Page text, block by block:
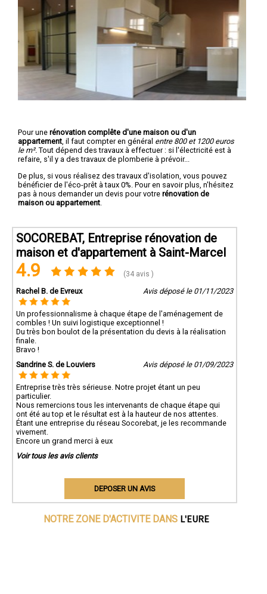
Pour une rénovation complête d'une maison ou d'un
appartement , il faut compter en général entre 800 et 1200 euros
le m². Tout dépend des travaux à effectuer : si l'électricité est à
refaire, s'il y a des travaux de plomberie à prévoir...
De plus, si vous réalisez des travaux d'isolation, vous pouvez
bénéficier de l'éco-prêt à taux 0%. Pour en savoir plus, n'hésitez
pas à nous demander un devis pour votre rénovation de
maison ou appartement
SOCOREBAT, Entreprise rénovation de
maison et d'appartement à Saint-Marcel
4.9 (34 avis )
Rachel B. de Evreux Avis déposé le 01/11/2023
Un professionnalisme à chaque étape de l'aménagement de
combles ! Un suivi logistique exceptionnel !
Du très bon boulot de la présentation du devis à la réalisation
finale.
Bravo !
Sandrine S. de Louviers
Avis déposé le 01/09/2023
Entreprise très très sérieuse. Notre projet étant un peu
particulier.
Nous remercions tous les intervenants de chaque étape qui
ont été au top et le résultat est à la hauteur de nos attentes.
Étant une entreprise du réseau Socorebat, je les recommande
vivement.
Encore un grand merci à eux
Voir tous les avis clients
DEPOSER UN AVIS
NOTRE ZONE D'ACTIVITE DANS L'EURE